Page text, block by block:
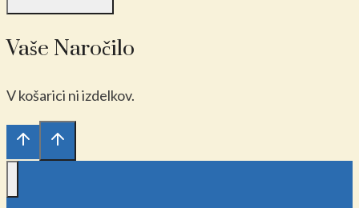
Vaše Naročilo
V košarici ni izdelkov.